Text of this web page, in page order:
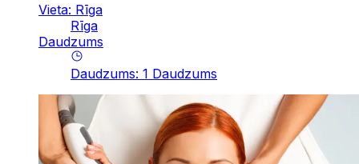
Vieta: Rīga
Rīga
Daudzums
Daudzums: 1 Daudzums